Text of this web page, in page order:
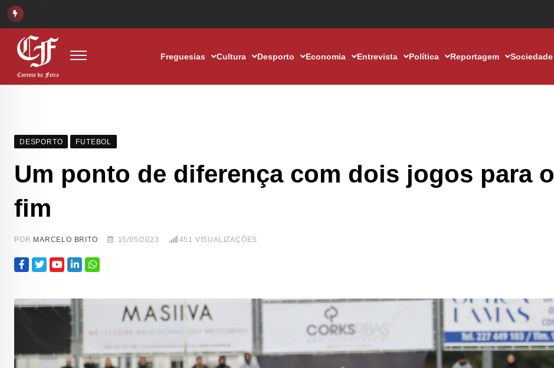
Freguesias Cultura Desporto Economia Entrevista Política Reportagem Sociedade
DESPORTO FUTEBOL
Um ponto de diferença com dois jogos para o
fim
POR MARCELO BRITO 15/05/2023 451 VISUALIZAÇÕES